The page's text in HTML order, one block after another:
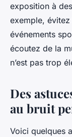
exposition à
exemple,
événements
écoutez de la
n’est pas trop
Des
au bruit
Voici quelques